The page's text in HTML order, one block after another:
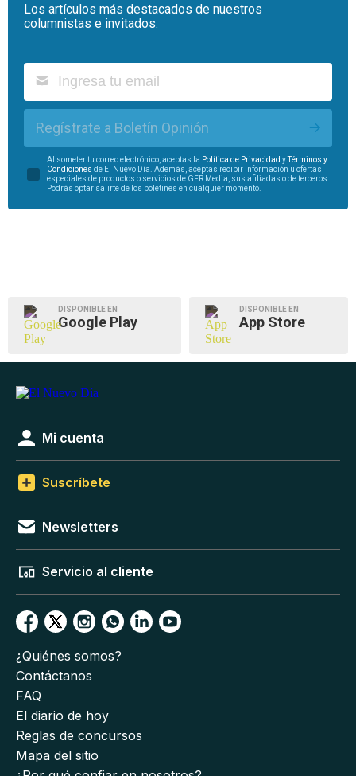
Los artículos más destacados de nuestros
columnistas e invitados.
Regístrate a Boletín Opinión
Al someter tu correo electrónico, aceptas la Política de Privacidad yTérminos y
Condiciones de El Nuevo Día. Además, aceptas recibir información u ofertas
especiales de productos o servicios de GFR Media, sus afiliadas o de terceros.
Podrás optar salirte de los boletines en cualquier momento.
DISPONIBLE EN
Google Play
DISPONIBLE EN
App Store
Mi cuenta
Suscríbete
Newsletters
Servicio al cliente
¿Quiénes somos?
Contáctanos
FAQ
El diario de hoy
Reglas de concursos
Mapa del sitio